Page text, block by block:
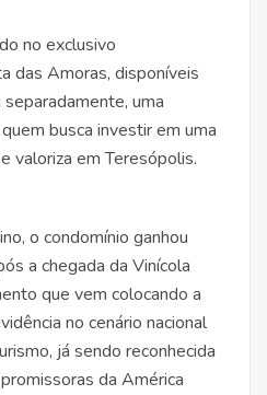
no exclusivo
das Amoras, disponíveis
uma
busca investir em uma
valoriza em Teresópolis.
o condomínio ganhou
a chegada da Vinícola
que vem colocando a
no cenário nacional
já sendo reconhecida
da América